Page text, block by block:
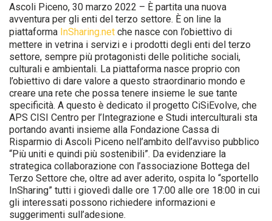
Ascoli Piceno, 30 marzo 2022 – È partita una nuova
avventura per gli enti del terzo settore. È on line la
piattaforma InSharing.net che nasce con l’obiettivo di
mettere in vetrina i servizi e i prodotti degli enti del terzo
settore, sempre più protagonisti delle politiche sociali,
culturali e ambientali. La piattaforma nasce proprio con
l’obiettivo di dare valore a questo straordinario mondo e
creare una rete che possa tenere insieme le sue tante
specificità. A questo è dedicato il progetto CiSiEvolve, che
APS CISI Centro per l’Integrazione e Studi interculturali sta
portando avanti insieme alla Fondazione Cassa di
Risparmio di Ascoli Piceno nell’ambito dell’avviso pubblico
“Più uniti e quindi più sostenibili”. Da evidenziare la
strategica collaborazione con l’associazione Bottega del
Terzo Settore che, oltre ad aver aderito, ospita lo “sportello
InSharing” tutti i giovedì dalle ore 17:00 alle ore 18:00 in cui
gli interessati possono richiedere informazioni e
suggerimenti sull’adesione.